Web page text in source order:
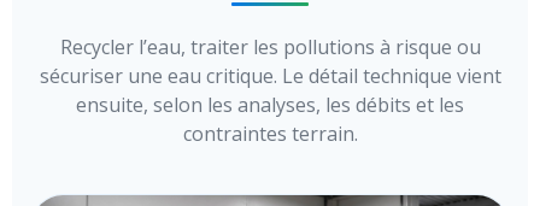
Recycler l’eau, traiter les pollutions à risque ou
sécuriser une eau critique. Le détail technique vient
ensuite, selon les analyses, les débits et les
contraintes terrain.